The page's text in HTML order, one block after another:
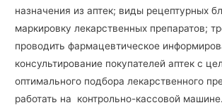
назначения из аптек; виды рецептурных
маркировку лекарственных препаратов;
проводить фармацевтическое
консультирование покупателей аптек с
оптимального подбора лекарственного
работать на контрольно-кассовой машине.